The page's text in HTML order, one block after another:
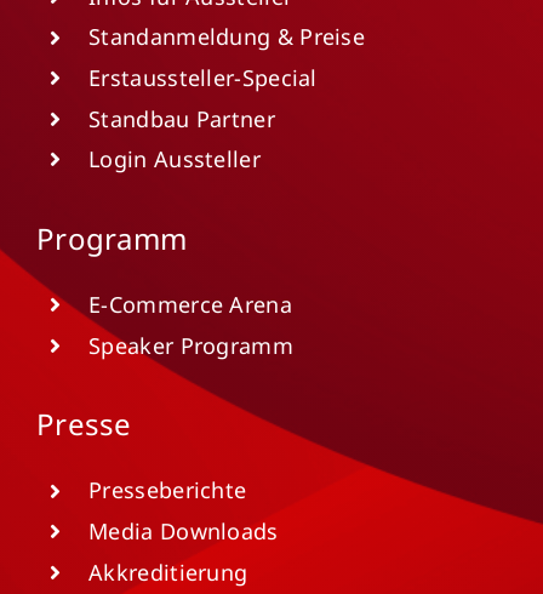
Standanmeldung & Preise
Erstaussteller-Special
Standbau Partner
Login Aussteller
Programm
E-Commerce Arena
Speaker Programm
Presse
Presseberichte
Media Downloads
Akkreditierung